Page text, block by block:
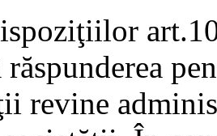
revine